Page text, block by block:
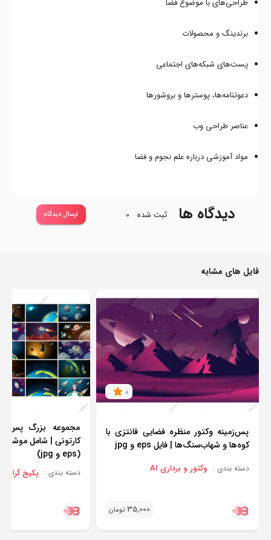
طراحی‌های با موضوع فضا
برندینگ و محصولات
پست‌های شبکه‌های اجتماعی
دعوتنامه‌ها، پوسترها و بروشورها
عناصر طراحی وب
مواد آموزشی درباره علم نجوم و فضا
دیدگاه ها ثبت شده 0 ارسال دیدگاه
فایل های مشابه
0
پس‌زمینه وکتور منظره فضایی فانتزی با
کوه‌ها و شهاب‌سنگ‌ها | فایل eps و jpg
دسته بندی : وکتور و برداری AI
35,000 تومان
مجموعه بزرگ
کارتونی | شامل موشک،
(eps و jpg)
دسته بندی : پکیج